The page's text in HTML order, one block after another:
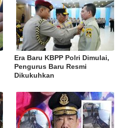
Era Baru KBPP Polri Dimulai,
Pengurus Baru Resmi
Dikukuhkan